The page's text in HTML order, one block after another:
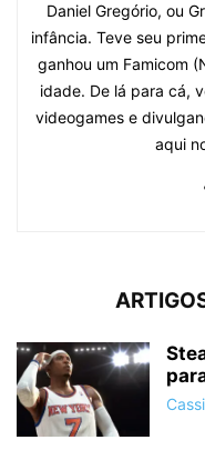
Daniel Gregório, ou
infância. Teve seu
ganhou um Famicom
idade. De lá para cá,
videogames e
aqui
Cassi